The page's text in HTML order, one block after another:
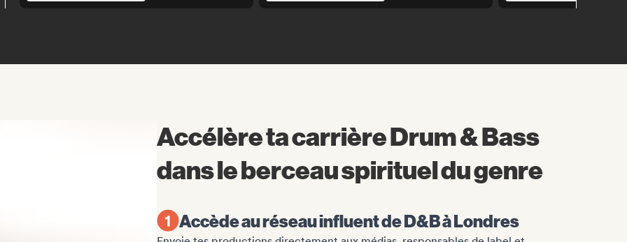
Accélère ta carrière Drum & Bass
dans le berceau spirituel du genre
Accède au réseau influent de D&B à Londres